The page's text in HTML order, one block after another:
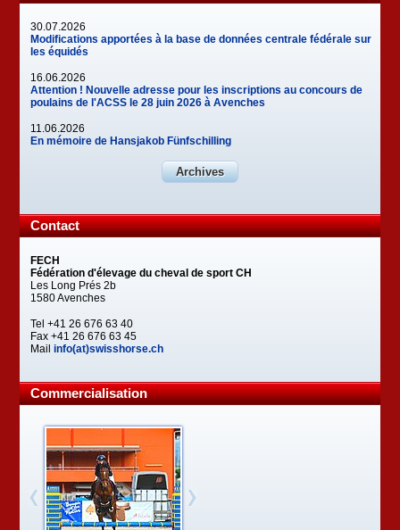
30.07.2026
Modifications apportées à la base de données centrale fédérale sur
les équidés
16.06.2026
Attention ! Nouvelle adresse pour les inscriptions au concours de
poulains de l'ACSS le 28 juin 2026 à Avenches
11.06.2026
En mémoire de Hansjakob Fünfschilling
Archives
Contact
FECH
Fédération d'élevage du cheval de sport CH
Les Long Prés 2b
1580 Avenches
Tel +41 26 676 63 40
Fax +41 26 676 63 45
Mailinfo(at)swisshorse.ch
Commercialisation